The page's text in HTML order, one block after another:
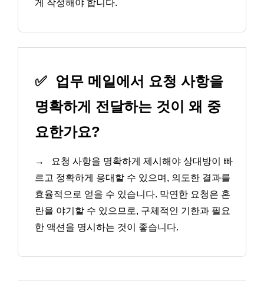
게 작성해야 합니다.
✅
업무 메일에서 요청 사항을
명확하게 전달하는 것이 왜 중
요한가요?
→
요청 사항을 명확하게 제시해야 상대방이 빠
르고 정확하게 응대할 수 있으며, 의도한 결과를
효율적으로 얻을 수 있습니다. 막연한 요청은 혼
란을 야기할 수 있으므로, 구체적인 기한과 필요
한 액션을 명시하는 것이 좋습니다.